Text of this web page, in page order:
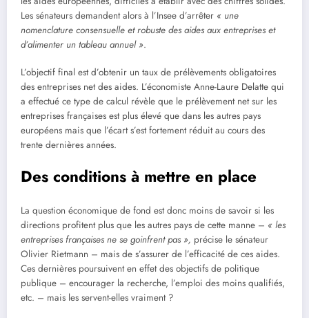
Les sénateurs demandent alors à l’Insee d’arrêter « une
nomenclature consensuelle et robuste des aides aux entreprises et
d’alimenter un tableau annuel ».
L’objectif final est d’obtenir un taux de prélèvements obligatoires
des entreprises net des aides. L’économiste Anne-Laure Delatte qui
a effectué ce type de calcul révèle que le prélèvement net sur les
entreprises françaises est plus élevé que dans les autres pays
européens mais que l’écart s’est fortement réduit au cours des
trente dernières années.
Des conditions à mettre en place
La question économique de fond est donc moins de savoir si les
directions profitent plus que les autres pays de cette manne – « les
entreprises françaises ne se goinfrent pas », précise le sénateur
Olivier Rietmann – mais de s’assurer de l’efficacité de ces aides.
Ces dernières poursuivent en effet des objectifs de politique
publique – encourager la recherche, l’emploi des moins qualifiés,
etc. – mais les servent-elles vraiment ?